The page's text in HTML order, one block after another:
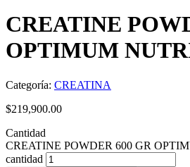
CREATINE
OPTIMUM
Categoría: CREATINA
$219,900.00
Cantidad
CREATINE POWDER 600 GR
cantidad